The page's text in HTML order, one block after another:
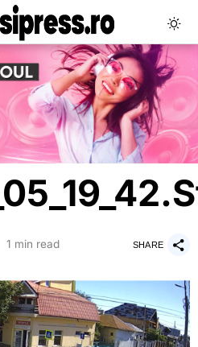
1 min read SHARE